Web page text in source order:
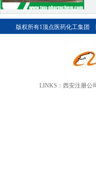
Mannitol
版权所有1顶点医药化工集团
LINKS： 西安注册公